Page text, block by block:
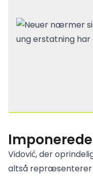
Vidović, der
altså repræsenterer